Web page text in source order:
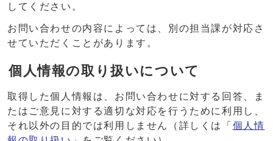
してください。
お問い合わせの内容によっては、別の担当課が対応さ
せていただくことがあります。
個人情報の取り扱いについて
取得した個人情報は、お問い合わせに対する回答、ま
たはご意見に対する適切な対応を行うために利用し、
それ以外の目的では利用しません（詳しくは「 個人情